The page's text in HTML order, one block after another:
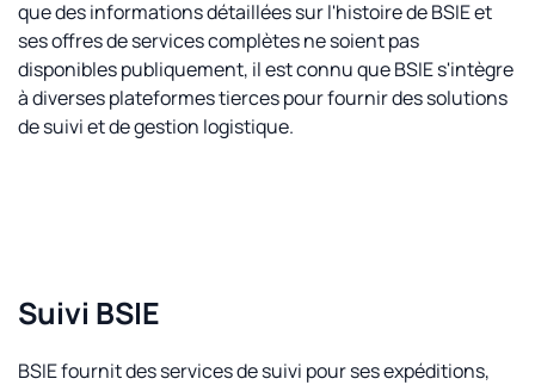
que des informations détaillées sur l'histoire de BSIE et
ses offres de services complètes ne soient pas
disponibles publiquement, il est connu que BSIE s'intègre
à diverses plateformes tierces pour fournir des solutions
de suivi et de gestion logistique.
Suivi BSIE
BSIE fournit des services de suivi pour ses expéditions,